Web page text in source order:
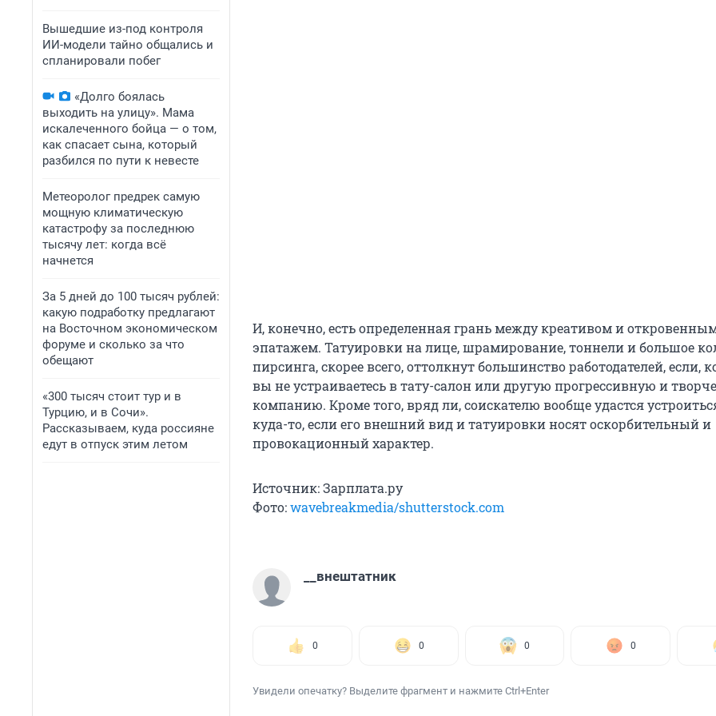
Вышедшие из-под контроля
ИИ-модели тайно общались и
спланировали побег
«Долго боялась
выходить на улицу». Мама
искалеченного бойца — о том,
как спасает сына, который
разбился по пути к невесте
Метеоролог предрек самую
мощную климатическую
катастрофу за последнюю
тысячу лет: когда всё
начнется
За 5 дней до 100 тысяч рублей:
какую подработку предлагают
на Восточном экономическом
форуме и сколько за что
обещают
«300 тысяч стоит тур и в
Турцию, и в Сочи».
Рассказываем, куда россияне
едут в отпуск этим летом
И, конечно, есть определенная грань между креативом и
эпатажем. Татуировки на лице, шрамирование, тоннели и большое
пирсинга, скорее всего, оттолкнут большинство работодателей, если,
вы не устраиваетесь в тату-салон или другую прогрессивную и
компанию. Кроме того, вряд ли, соискателю вообще удастся
куда-то, если его внешний вид и татуировки носят оскорбительный и
провокационный характер.
Источник: Зарплата.ру
Фото:wavebreakmedia/shutterstock.com
__внештатник
0 0 0 0
Увидели опечатку? Выделите фрагмент и нажмите Ctrl+Enter